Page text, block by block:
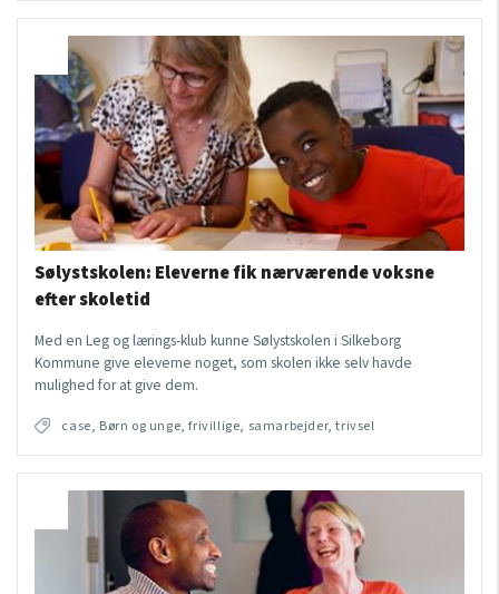
Sølystskolen: Eleverne fik nærværende voksne
efter skoletid
Med en Leg og lærings-klub kunne Sølystskolen i Silkeborg
Kommune give eleverne noget, som skolen ikke selv havde
mulighed for at give dem.
case, Børn og unge, frivillige, samarbejder, trivsel